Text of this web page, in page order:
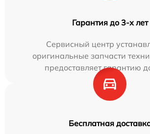
Гарантия до 3-х лет
Сервисный центр
оригинальные запчасти
предоставляет гарантию
Бесплатная